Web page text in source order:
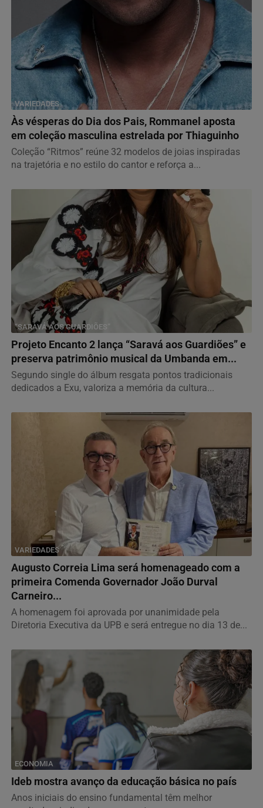
VARIEDADES
Às vésperas do Dia dos Pais, Rommanel aposta
em coleção masculina estrelada por Thiaguinho
Coleção “Ritmos” reúne 32 modelos de joias inspiradas
na trajetória e no estilo do cantor e reforça a...
“SARAVÁ AOS GUARDIÕES”
Projeto Encanto 2 lança “Saravá aos Guardiões” e
preserva patrimônio musical da Umbanda em...
Segundo single do álbum resgata pontos tradicionais
dedicados a Exu, valoriza a memória da cultura...
VARIEDADES
Augusto Correia Lima será homenageado com a
primeira Comenda Governador João Durval
Carneiro...
A homenagem foi aprovada por unanimidade pela
Diretoria Executiva da UPB e será entregue no dia 13 de...
ECONOMIA
Ideb mostra avanço da educação básica no país
Anos iniciais do ensino fundamental têm melhor